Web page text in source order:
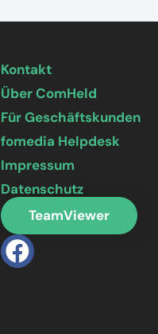
Kontakt
Über ComHeld
Für Geschäftskunden
fomedia Helpdesk
Impressum
Datenschutz
TeamViewer